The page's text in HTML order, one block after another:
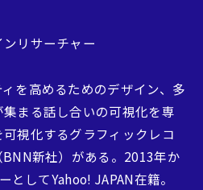
少人数制の制作実習やワーク
実技の両面から教育を行なっ
リサーチャー
を高めるためのデザイン、多
まる話し合いの可視化を専
視化するグラフィックレコ
新社）がある。2013年か
としてYahoo! JAPAN在籍。